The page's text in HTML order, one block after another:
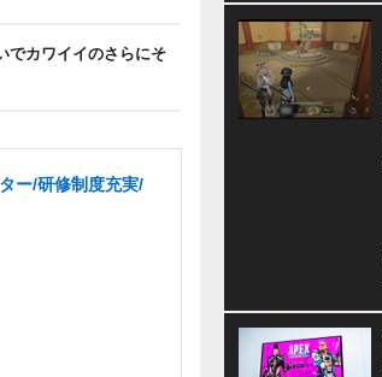
でカワイイのさらにそ
ー/研修制度充実/